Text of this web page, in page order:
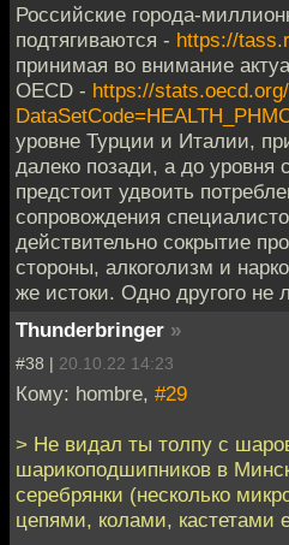
Российские города-
подтягиваются - https://
принимая во внимание
OECD - https://
уровне Турции и Италии,
далеко позади, а до уровня
предстоит удвоить
сопровождения
действительно сокрытие
стороны, алкоголизм и
же истоки. Одно другого не
Thunderbringer »
#38 | 20.10.22 14:23
Кому: hombre, #29
> Не видал ты толпу с
шарикоподшипников в
серебрянки (несколько
цепями, колами, кастетами